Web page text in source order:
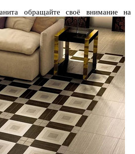
обращайте своё внимание на